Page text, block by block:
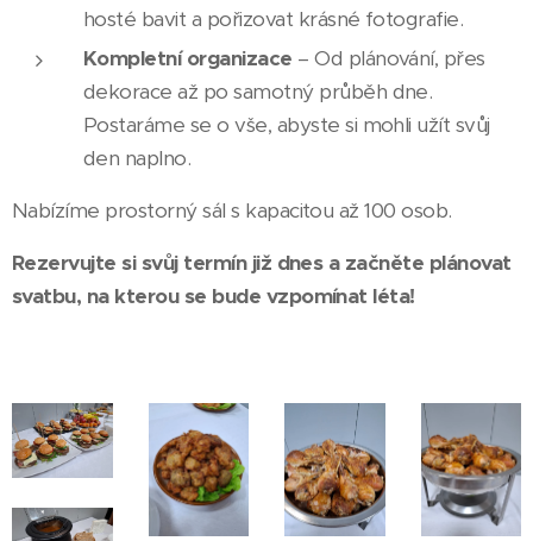
hosté bavit a pořizovat krásné fotografie.
Kompletní organizace – Od plánování, přes
dekorace až po samotný průběh dne.
Postaráme se o vše, abyste si mohli užít svůj
den naplno.
Nabízíme prostorný sál s kapacitou až 100 osob.
Rezervujte si svůj termín již dnes a začněte plánovat
svatbu, na kterou se bude vzpomínat léta!